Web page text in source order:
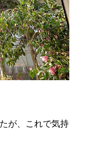
が、これで気持